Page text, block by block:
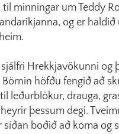
minningar um Teddy
og er haldið
Hrekkjavökunni og
höfðu fengið að
leðurblökur, drauga,
þessum degi.
boðið að koma og